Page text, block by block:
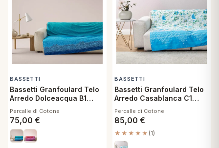
BASSETTI
Bassetti Granfoulard Telo
Arredo Dolceacqua B1
Percalle di Cotone
75,00 €
BASSETTI
Bassetti Granfoulard Telo
Arredo Casablanca C1
Percalle di Cotone
85,00 €
★★★★★ (1)